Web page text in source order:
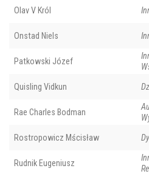
Olav V Król
Onstad Niels
Patkowski Józef
Quisling Vidkun
Rae Charles Bodman
Rostropowicz Mścisław
Rudnik Eugeniusz